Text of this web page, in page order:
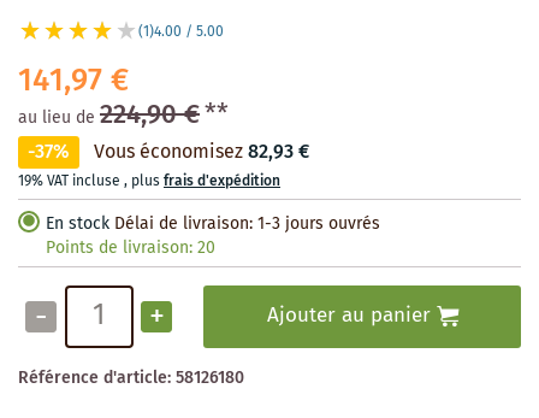
(1)4.00 / 5.00
141,97 €
au lieu de 224,90 €**
-37% Vous économisez82,93 €
19% VAT incluse , plusfrais d'expédition
En stock Délai de livraison: 1-3 jours ouvrés
Points de livraison:20
- + Ajouter au panier
Référence d'article:58126180